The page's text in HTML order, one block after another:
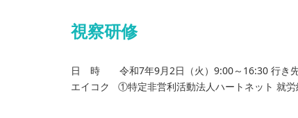
視察研修
日 時 令和7年9月2日（火）9:00～16:30 行き
エイコク ①特定非営利活動法人ハートネット 就